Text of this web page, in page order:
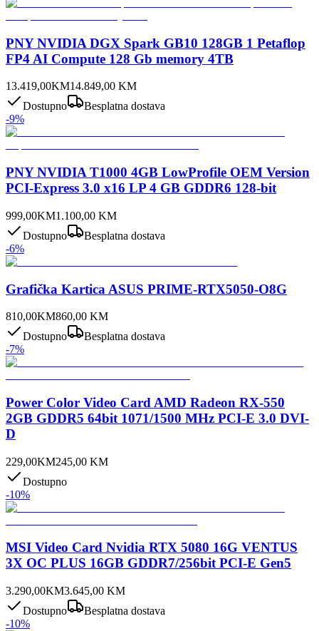
PNY NVIDIA DGX Spark GB10 128GB 1 Petaflop
FP4 AI Compute 128 Gb memory 4TB
13.419,00KM14.849,00 KM
Dostupno
Besplatna dostava
-9%
PNY NVIDIA T1000 4GB LowProfile OEM Version
PCI-Express 3.0 x16 LP 4 GB GDDR6 128-bit
999,00KM1.100,00 KM
Dostupno
Besplatna dostava
-6%
Grafička Kartica ASUS PRIME-RTX5050-O8G
810,00KM860,00 KM
Dostupno
Besplatna dostava
-7%
Power Color Video Card AMD Radeon RX-550
2GB GDDR5 64bit 1071/1500 MHz PCI-E 3.0 DVI-
D
229,00KM245,00 KM
Dostupno
-10%
MSI Video Card Nvidia RTX 5080 16G VENTUS
3X OC PLUS 16GB GDDR7/256bit PCI-E Gen5
3.290,00KM3.645,00 KM
Dostupno
Besplatna dostava
-10%